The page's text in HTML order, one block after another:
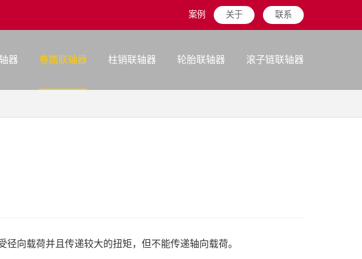
案例 关于 联系
器 卷筒联轴器 柱销联轴器 轮胎联轴器 滚子链联轴器
向载荷并且传递较大的扭矩，但不能传递轴向载荷。